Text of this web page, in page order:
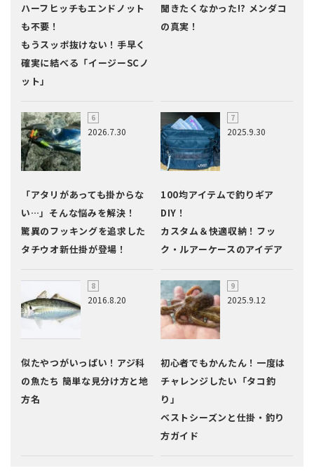
ハーフヒッチもエンドノット
も不要！
もうスッポ抜けない！手早く
確実に結べる「イージーSCノ
ット」
聞きたくなかった!? メンダコ
の真実！
2026.7.30
「アタリがあっても掛からな
い…」そんな悩みを解決！
驚異のフッキングを追求した
タチウオ新仕掛が登場！
2025.9.30
100均アイテムで釣りギア
DIY！
カスタム＆快適収納！フッ
ク・ルアーケースのアイデア
2016.8.20
似たやつがいっぱい！アジ科
の魚たち 簡単な見分け方と地
方名
2025.9.12
初心者でもかんたん！一度は
チャレンジしたい「タコ釣
り」
ベストシーズンと仕掛・釣り
方ガイド